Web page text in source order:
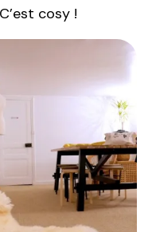
cosy !